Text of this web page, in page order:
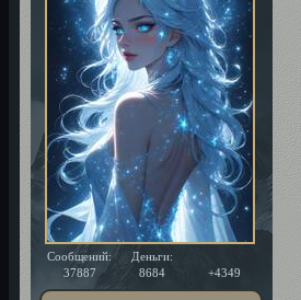
Сообщений:
37887
Деньги:
8684
+4349